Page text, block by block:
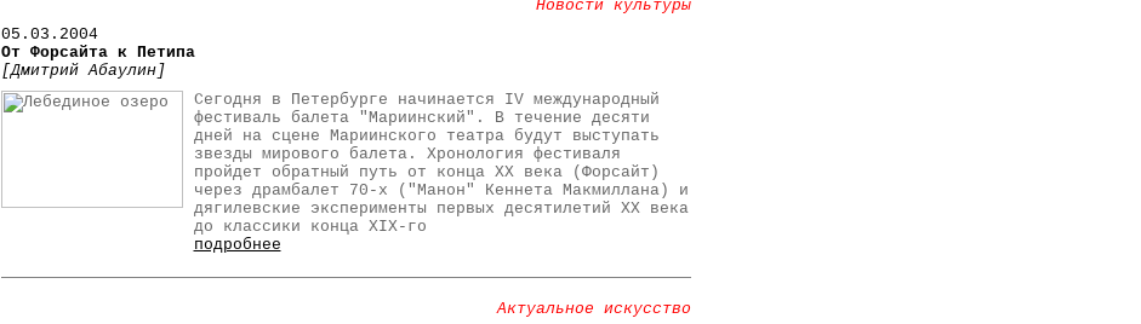
Новости культуры
05 .03.2004
От Форсайта к Петипа
[Дмитрий Абаулин]
Сегодня в Петербурге начинается IV международный
фестиваль балета "Мариинский". В течение десяти
дней на сцене Мариинского театра будут выступать
звезды мирового балета. Хронология фестиваля
пройдет обратный путь от конца XX века (Форсайт)
через драмбалет 70-х ("Манон" Кеннета Макмиллана) и
дягилевские эксперименты первых десятилетий XX века
до классики конца XIX-го
подробнее
Актуальное искусство